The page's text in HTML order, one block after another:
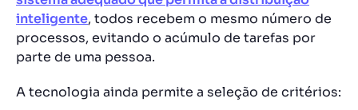
inteligente, todos recebem o mesmo número de
processos, evitando o acúmulo de tarefas por
parte de uma pessoa.
A tecnologia ainda permite a seleção de critérios: